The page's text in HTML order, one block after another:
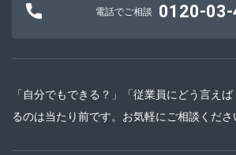
電話でご相談 0120-
「自分でもできる？」「従業員にどう言え
るのは当たり前です。お気軽にご相談くださ